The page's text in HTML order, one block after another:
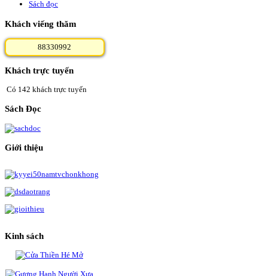
Sách đọc
Khách viếng thăm
88330992
Khách trực tuyến
Có 142 khách trực tuyến
Sách Đọc
Giới thiệu
Kinh sách